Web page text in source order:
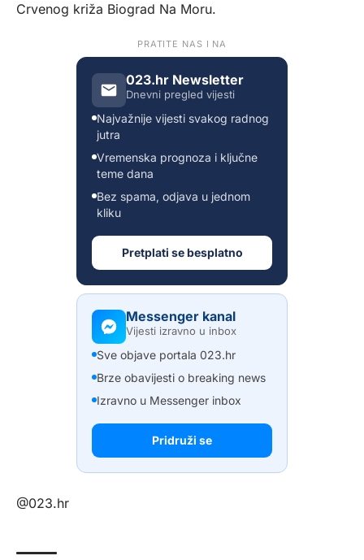
Crvenog križa Biograd Na Moru.
PRATITE NAS I NA
023.hr Newsletter
Dnevni pregled vijesti
Najvažnije vijesti svakog radnog
jutra
Vremenska prognoza i ključne
teme dana
Bez spama, odjava u jednom
kliku
Pretplati se besplatno
Messenger kanal
Vijesti izravno u inbox
Sve objave portala 023.hr
Brze obavijesti o breaking news
Izravno u Messenger inbox
Pridruži se
@023.hr